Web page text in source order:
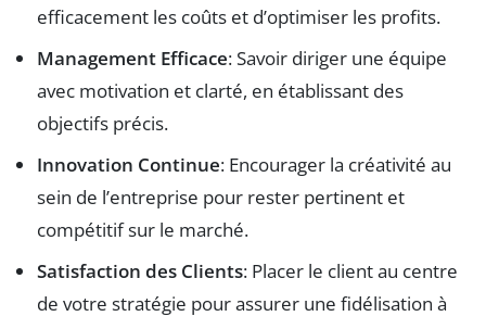
efficacement les coûts et d’optimiser les profits.
Management Efficace: Savoir diriger une équipe
avec motivation et clarté, en établissant des
objectifs précis.
Innovation Continue: Encourager la créativité au
sein de l’entreprise pour rester pertinent et
compétitif sur le marché.
Satisfaction des Clients: Placer le client au centre
de votre stratégie pour assurer une fidélisation à